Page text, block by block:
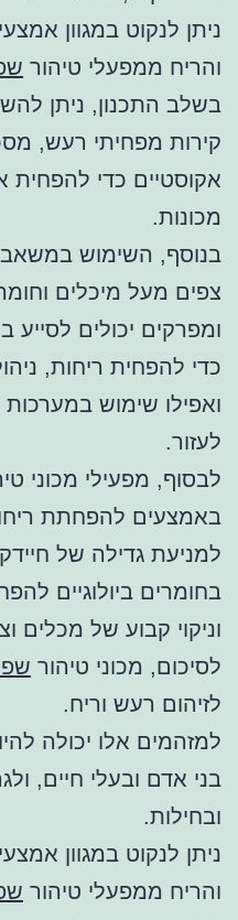
ניתן לנקוט במגוון
והריח ממפעלי טיהור
בשלב התכנון, ניתן
קירות מפחיתי רעש,
אקוסטיים כדי להפחית
מכונות.
בנוסף, השימוש
צפים מעל מיכלים
ומפרקים יכולים
כדי להפחית ריחות,
ואפילו שימוש במערכות
לעזור.
לבסוף, מפעילי מכוני
באמצעים להפחתת
למניעת גדילה של
בחומרים ביולוגיים
וניקוי קבוע של מכלים
לסיכום, מכוני טיהור
לזיהום רעש וריח.
למזהמים אלו יכולה
בני אדם ובעלי חיים,
ובחילות.
ניתן לנקוט במגוון
והריח ממפעלי טיהור